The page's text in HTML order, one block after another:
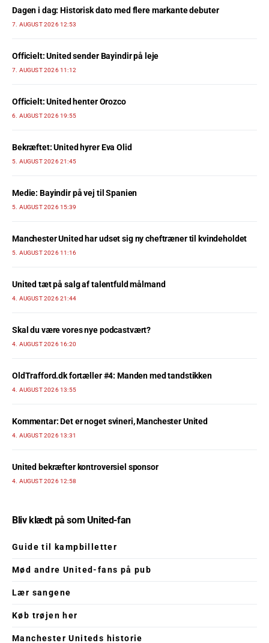
Dagen i dag: Historisk dato med flere markante debuter
7. AUGUST 2026 12:53
Officielt: United sender Bayindir på leje
7. AUGUST 2026 11:12
Officielt: United henter Orozco
6. AUGUST 2026 19:55
Bekræftet: United hyrer Eva Olid
5. AUGUST 2026 21:45
Medie: Bayindir på vej til Spanien
5. AUGUST 2026 15:39
Manchester United har udset sig ny cheftræner til kvindeholdet
5. AUGUST 2026 11:16
United tæt på salg af talentfuld målmand
4. AUGUST 2026 21:44
Skal du være vores nye podcastvært?
4. AUGUST 2026 16:20
OldTrafford.dk fortæller #4: Manden med tandstikken
4. AUGUST 2026 13:55
Kommentar: Det er noget svineri, Manchester United
4. AUGUST 2026 13:31
United bekræfter kontroversiel sponsor
4. AUGUST 2026 12:58
Bliv klædt på som United-fan
Guide til kampbilletter
Mød andre United-fans på pub
Lær sangene
Køb trøjen her
Manchester Uniteds historie